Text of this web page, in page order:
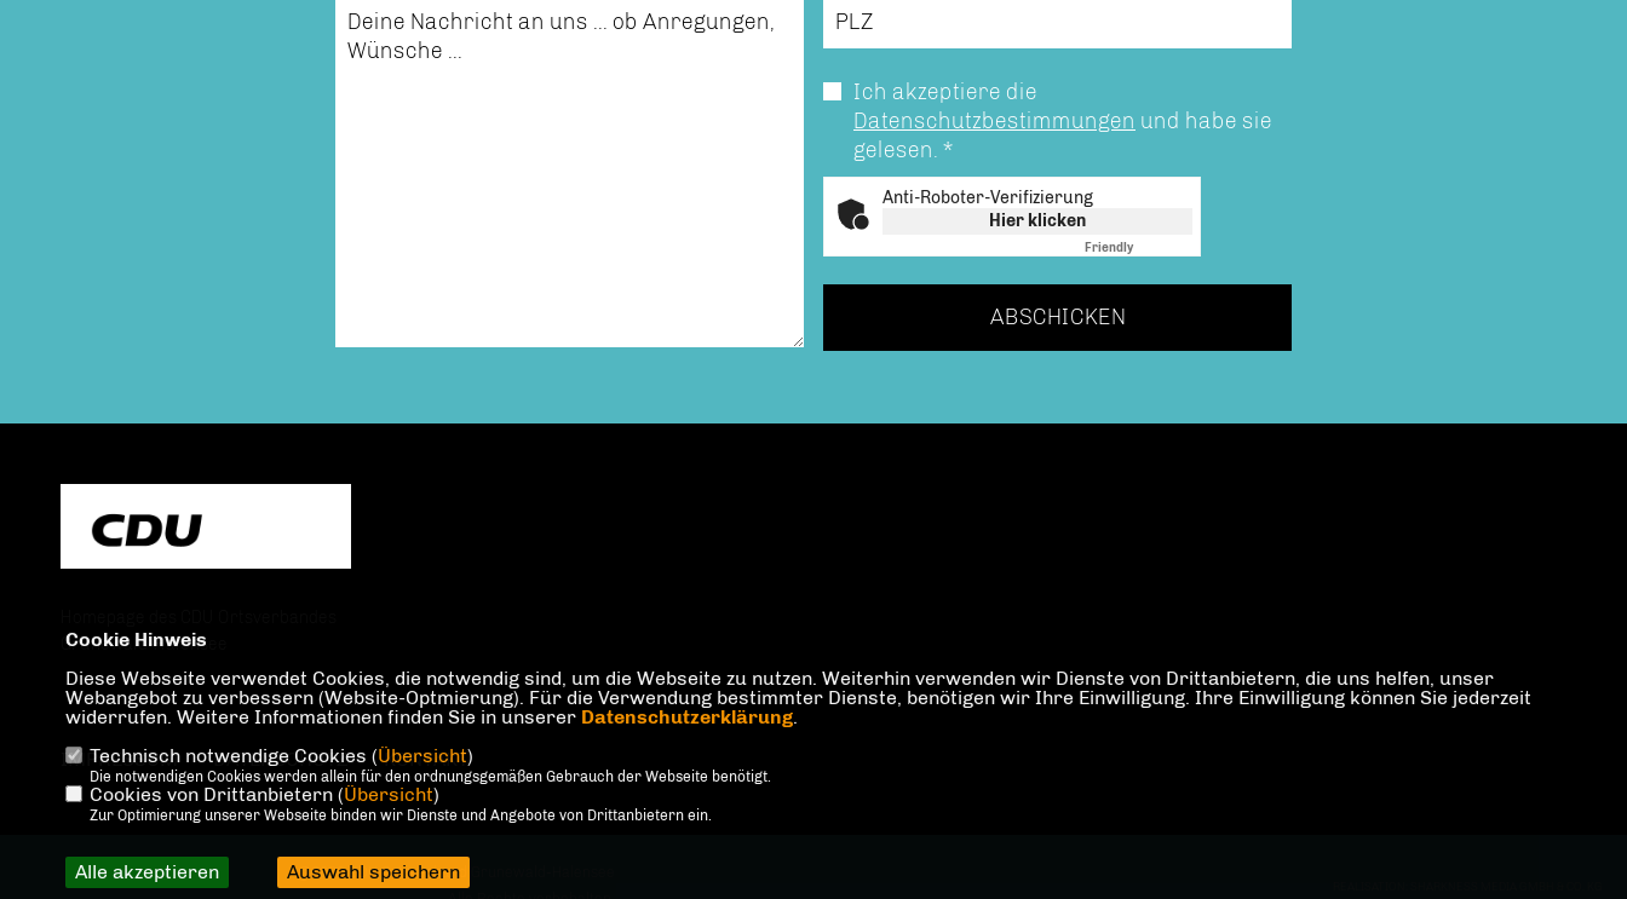
Ich akzeptiere die
Datenschutzbestimmungen und habe sie
gelesen. *
Anti-Roboter-Verifizierung
Hier klicken
Friendly
ABSCHICKEN
Grunewald-Halensee
IMPRESSUM DATENSCHUTZ KONTAKT
@2026 CDU Ortsverband Grunewald-Halensee
Cookie Hinweis
Diese Webseite verwendet Cookies, die notwendig sind, um die Webseite zu nutzen. Weiterhin verwenden wir Dienste von Drittanbietern, die uns helfen, unser
Webangebot zu verbessern (Website-Optmierung). Für die Verwendung bestimmter Dienste, benötigen wir Ihre Einwilligung. Ihre Einwilligung können Sie jederzeit
widerrufen. Weitere Informationen finden Sie in unserer Datenschutzerklärung.
Technisch notwendige Cookies (Übersicht)
Die notwendigen Cookies werden allein für den ordnungsgemäßen Gebrauch der Webseite benötigt.
Cookies von Drittanbietern (Übersicht)
Zur Optimierung unserer Webseite binden wir Dienste und Angebote von Drittanbietern ein.
Alle akzeptieren Auswahl speichern